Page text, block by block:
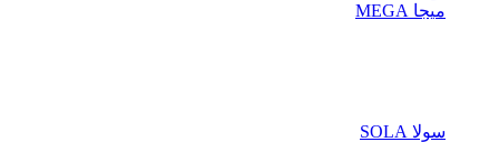
ميجا MEGA
سولا SOLA